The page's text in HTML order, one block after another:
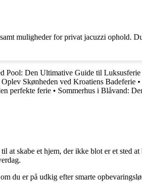
muligheder for privat jacuzzi ophold.
Pool: Den Ultimative Guide til Luksusferie
Skønheden ved Kroatiens Badeferie •
perfekte ferie • Sommerhus i Blåvand:
skabe et hjem, der ikke blot er et sted at
du er på udkig efter smarte